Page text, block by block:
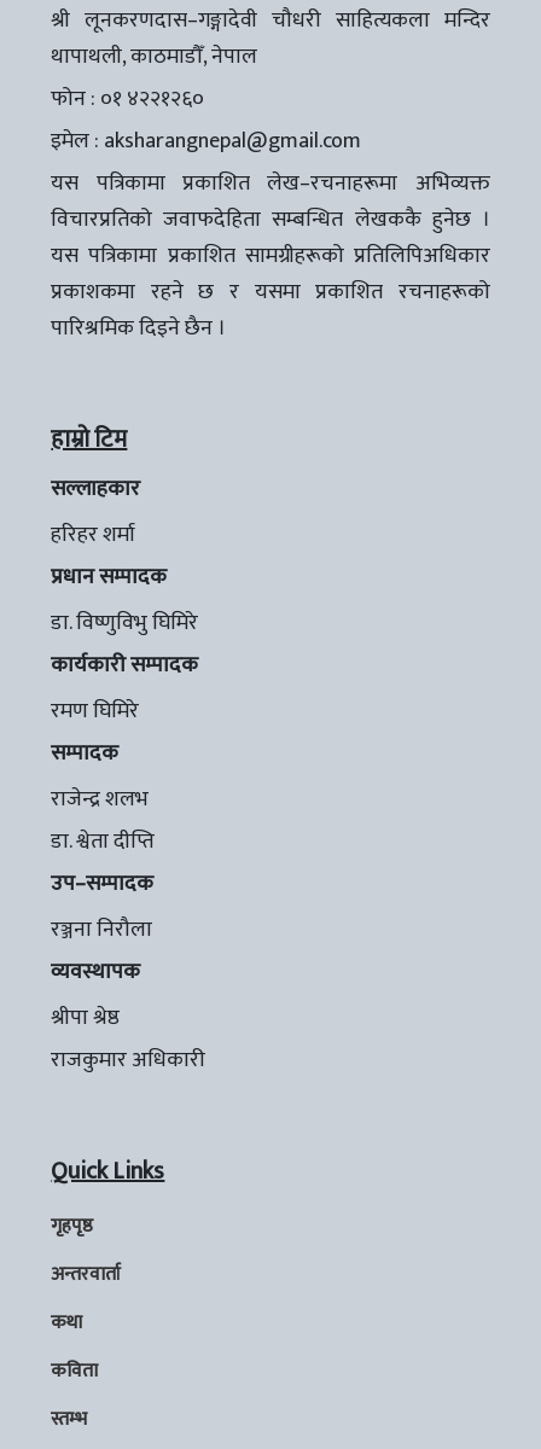
श्री लूनकरणदास–गङ्गादेवी चौधरी साहित्यकला मन्दिर
थापाथली, काठमाडौँ, नेपाल
फोन : ०१ ४२२१२६०
इमेल : aksharangnepal@gmail.com
यस पत्रिकामा प्रकाशित लेख–रचनाहरूमा अभिव्यक्त
विचारप्रतिको जवाफदेहिता सम्बन्धित लेखककै हुनेछ ।
यस पत्रिकामा प्रकाशित सामग्रीहरूको प्रतिलिपिअधिकार
प्रकाशकमा रहने छ र यसमा प्रकाशित रचनाहरूको
पारिश्रमिक दिइने छैन ।
हाम्रो टिम
सल्लाहकार
हरिहर शर्मा
प्रधान सम्पादक
डा. विष्णुविभु घिमिरे
कार्यकारी सम्पादक
रमण घिमिरे
सम्पादक
राजेन्द्र शलभ
डा. श्वेता दीप्ति
उप–सम्पादक
रञ्जना निरौला
व्यवस्थापक
श्रीपा श्रेष्ठ
राजकुमार अधिकारी
Quick Links
गृहपृष्ठ
अन्तरवार्ता
कथा
कविता
स्तम्भ